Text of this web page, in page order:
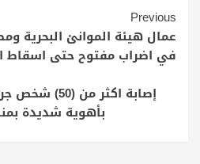
Continue
Reading
Previous
عمال هيئة الموانئ البحرية
في اضراب مفتوح حتى اسقاط
إصابة اكثر
بأهوية شديدة